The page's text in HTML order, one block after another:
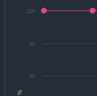
%
60
80
100